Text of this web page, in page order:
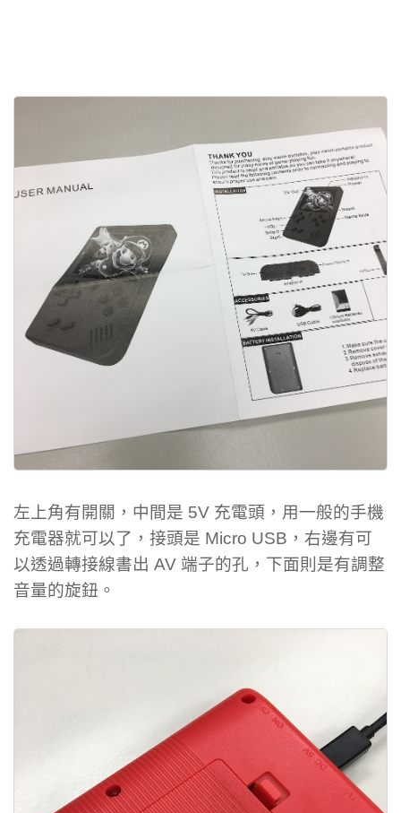
左上角有開關，中間是 5V 充電頭，用一般的手機
充電器就可以了，接頭是 Micro USB，右邊有可
以透過轉接線書出 AV 端子的孔，下面則是有調整
音量的旋鈕。